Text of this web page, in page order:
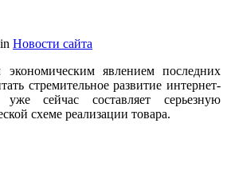
Новости сайта
явлением последних
стремительное развитие интернет-
сейчас составляет серьезную
схеме реализации товара.